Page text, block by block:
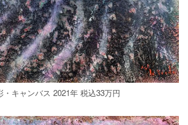
・キャンバス 2021年 税込33万円